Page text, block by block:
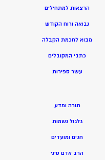
הרצאות למתחילים
נבואה ורוח הקודש
מבוא לחכמת הקבלה
כתבי המקובלים
עשר ספירות
תורה ומדע
גלגול נשמות
חגים ומועדים
הרב אדם סיני